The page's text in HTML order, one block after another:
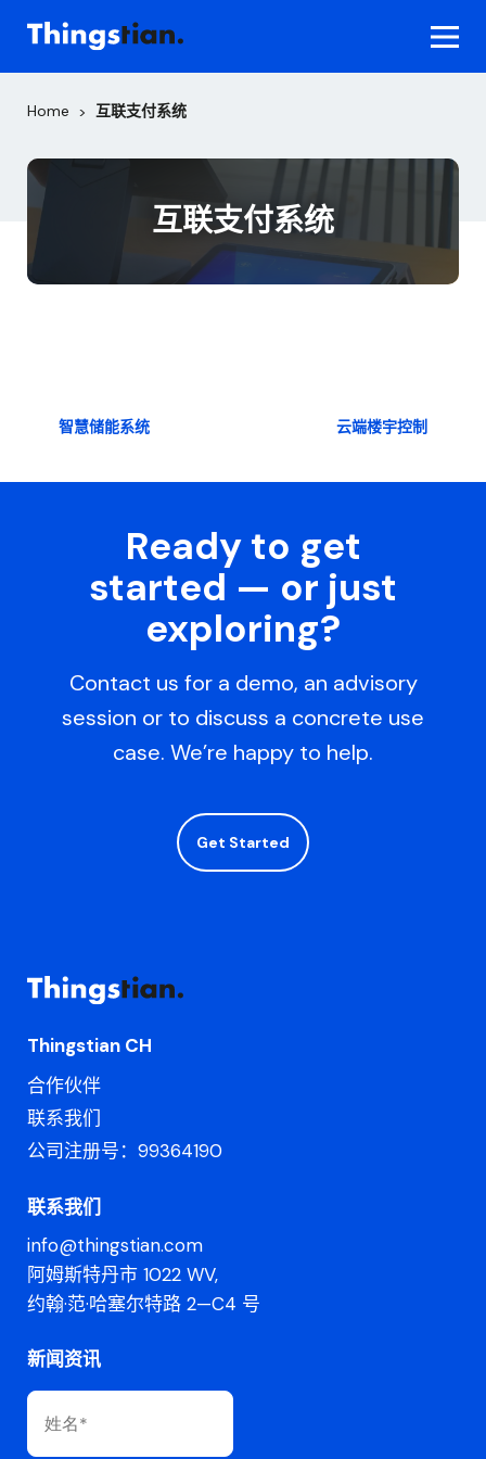
Home > 互联支付系统
互联支付系统
章
云端楼宇控制
智慧储能系统
Ready to get
started — or just
exploring?
Contact us for a demo, an advisory
session or to discuss a concrete use
case. We’re happy to help.
Get Started
Thingstian CH
合作伙伴
联系我们
公司注册号：99364190
联系我们
info@thingstian.com
阿姆斯特丹市 1022 WV,
约翰·范·哈塞尔特路 2—C4 号
新闻资讯